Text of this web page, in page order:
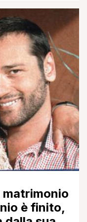
della stazione di
e cerchiamo
a dormire in
matrimonio
è finito,